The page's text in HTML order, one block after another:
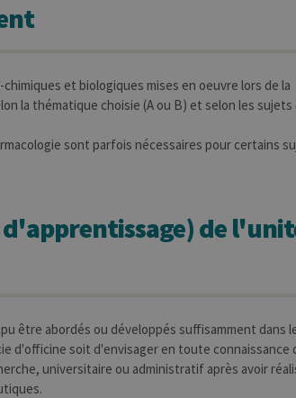
et biologiques mises en oeuvre lors de la
la thématique choisie (A ou B) et selon les sujets
sont parfois nécessaires pour certains
de
être abordés ou développés suffisamment dans
d'officine soit d'envisager en toute connaissance
universitaire ou administratif après avoir